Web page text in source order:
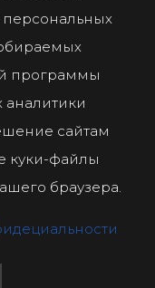
персональных
программы
аналитики
сайтам
куки-файлы
браузера.